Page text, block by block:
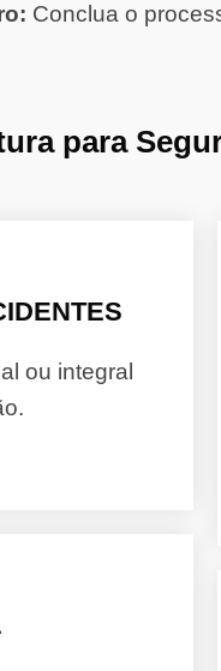
Conclua o
para
ou integral